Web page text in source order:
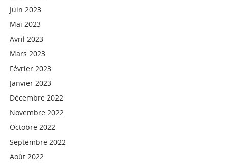
Juin 2023
Mai 2023
Avril 2023
Mars 2023
Février 2023
Janvier 2023
Décembre 2022
Novembre 2022
Octobre 2022
Septembre 2022
Août 2022